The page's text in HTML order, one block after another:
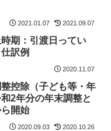
2021.01.07 2021.09.07
期：引渡日ってい
訳例
2020.11.07
控除（子ども等・年
2年分の年末調整と
開始
2020.09.03 2020.10.26